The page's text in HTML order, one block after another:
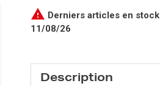
 Derniers articles en stock
11/08/26
Description